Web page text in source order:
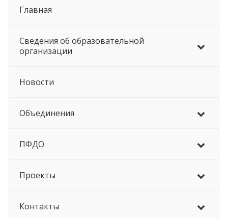
Главная
Сведения об образовательной
организации
Новости
Объединения
ПФДО
Проекты
Контакты